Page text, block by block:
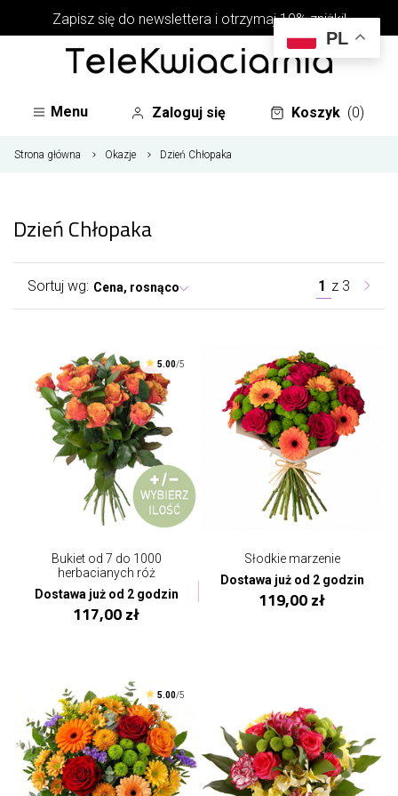
Zapisz się do newslettera i otrzymaj 10% zniżki!
Menu Zaloguj się Koszyk (0)
Strona główna Okazje Dzień Chłopaka
Dzień Chłopaka
Sortuj wg: Cena, rosnąco 1 z 3
5.00/5
Bukiet od 7 do 1000
herbacianych róż
Dostawa już od 2 godzin
117,00 zł
Słodkie marzenie
Dostawa już od 2 godzin
119,00 zł
5.00/5
PL